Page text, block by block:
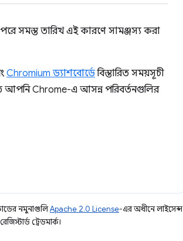
সমস্ত তারিখ এই কারণে সামঞ্জস্য করা
Chromium ড্যাশবোর্ডেবিস্তারিত সময়সূচী
আপনি Chrome-এ আসন্ন পরিবর্তনগুলির
নমুনাগুলিApache 2.0 License-এর অধীনে লাইসেন্স
ট্রেডমার্ক।